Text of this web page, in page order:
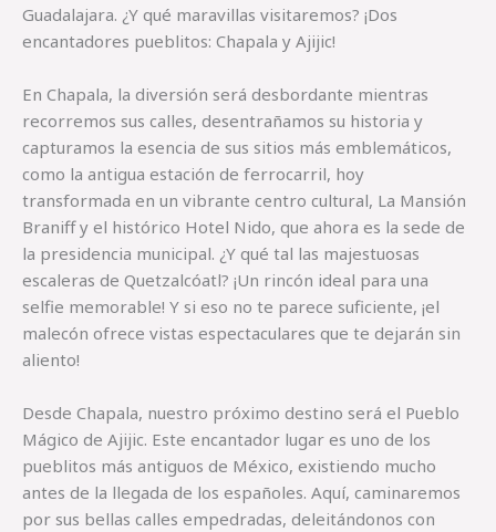
Guadalajara. ¿Y qué maravillas visitaremos? ¡Dos
encantadores pueblitos: Chapala y Ajijic!
En Chapala, la diversión será desbordante mientras
recorremos sus calles, desentrañamos su historia y
capturamos la esencia de sus sitios más emblemáticos,
como la antigua estación de ferrocarril, hoy
transformada en un vibrante centro cultural, La Mansión
Braniff y el histórico Hotel Nido, que ahora es la sede de
la presidencia municipal. ¿Y qué tal las majestuosas
escaleras de Quetzalcóatl? ¡Un rincón ideal para una
selfie memorable! Y si eso no te parece suficiente, ¡el
malecón ofrece vistas espectaculares que te dejarán sin
aliento!
Desde Chapala, nuestro próximo destino será el Pueblo
Mágico de Ajijic. Este encantador lugar es uno de los
pueblitos más antiguos de México, existiendo mucho
antes de la llegada de los españoles. Aquí, caminaremos
por sus bellas calles empedradas, deleitándonos con